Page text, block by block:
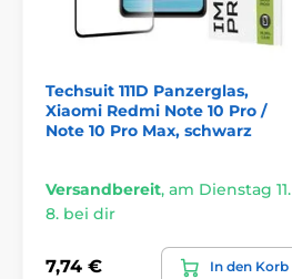
Techsuit 111D Panzerglas,
Xiaomi Redmi Note 10 Pro /
Note 10 Pro Max, schwarz
Versandbereit, am Dienstag 11.
8. bei dir
7,74 € In den Korb